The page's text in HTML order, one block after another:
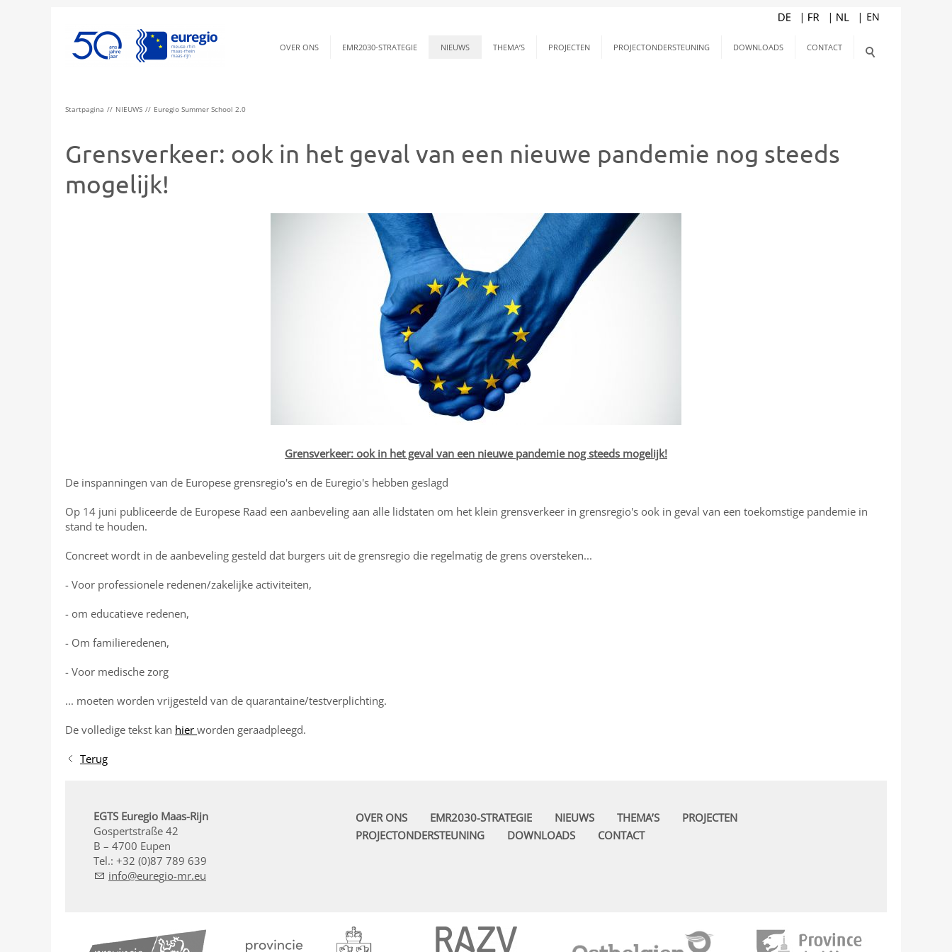
OVER ONS EMR2030-STRATEGIE NIEUWS THEMA’S PROJECTEN PROJECTONDERSTEUNING DOWNLOADS CONTACT
Startpagina NIEUWS Euregio Summer School 2.0
Grensverkeer: ook in het geval van een nieuwe pandemie nog steeds
mogelijk!
Grensverkeer: ook in het geval van een nieuwe pandemie nog steeds mogelijk!
De inspanningen van de Europese grensregio's en de Euregio's hebben geslagd
Op 14 juni publiceerde de Europese Raad een aanbeveling aan alle lidstaten om het klein grensverkeer in grensregio's ook in geval van een toekomstige pandemie in
stand te houden.
Concreet wordt in de aanbeveling gesteld dat burgers uit de grensregio die regelmatig de grens oversteken...
- Voor professionele redenen/zakelijke activiteiten,
- om educatieve redenen,
- Om familieredenen,
- Voor medische zorg
... moeten worden vrijgesteld van de quarantaine/testverplichting.
De volledige tekst kan hier worden geraadpleegd.
Terug
EGTS Euregio Maas-Rijn
Gospertstraße 42
B – 4700 Eupen
Tel.: +32 (0)87 789 639
nf
r g -mr
OVER ONS EMR2030-STRATEGIE NIEUWS THEMA’S
PROJECTEN
PROJECTONDERSTEUNING
DOWNLOADS CONTACT